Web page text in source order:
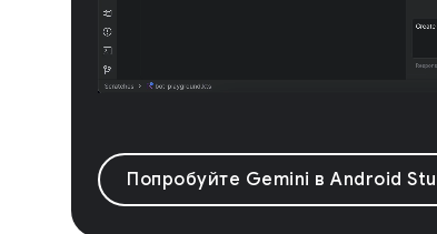
Попробуйте Gemini в Android